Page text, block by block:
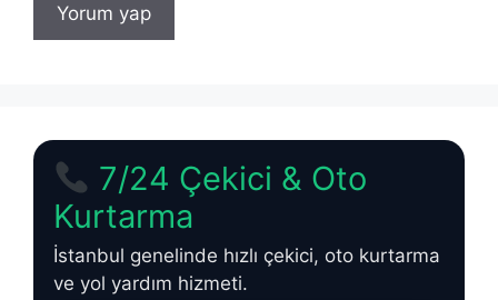
7/24 Çekici & Oto
Kurtarma
İstanbul genelinde hızlı çekici, oto kurtarma
ve yol yardım hizmeti.